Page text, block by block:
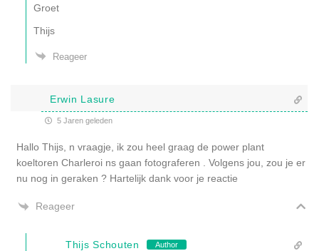
Groet
Thijs
Reageer
Erwin Lasure
5 Jaren geleden
Hallo Thijs, n vraagje, ik zou heel graag de power plant
koeltoren Charleroi ns gaan fotograferen . Volgens jou, zou je er
nu nog in geraken ? Hartelijk dank voor je reactie
Reageer
Thijs Schouten Author